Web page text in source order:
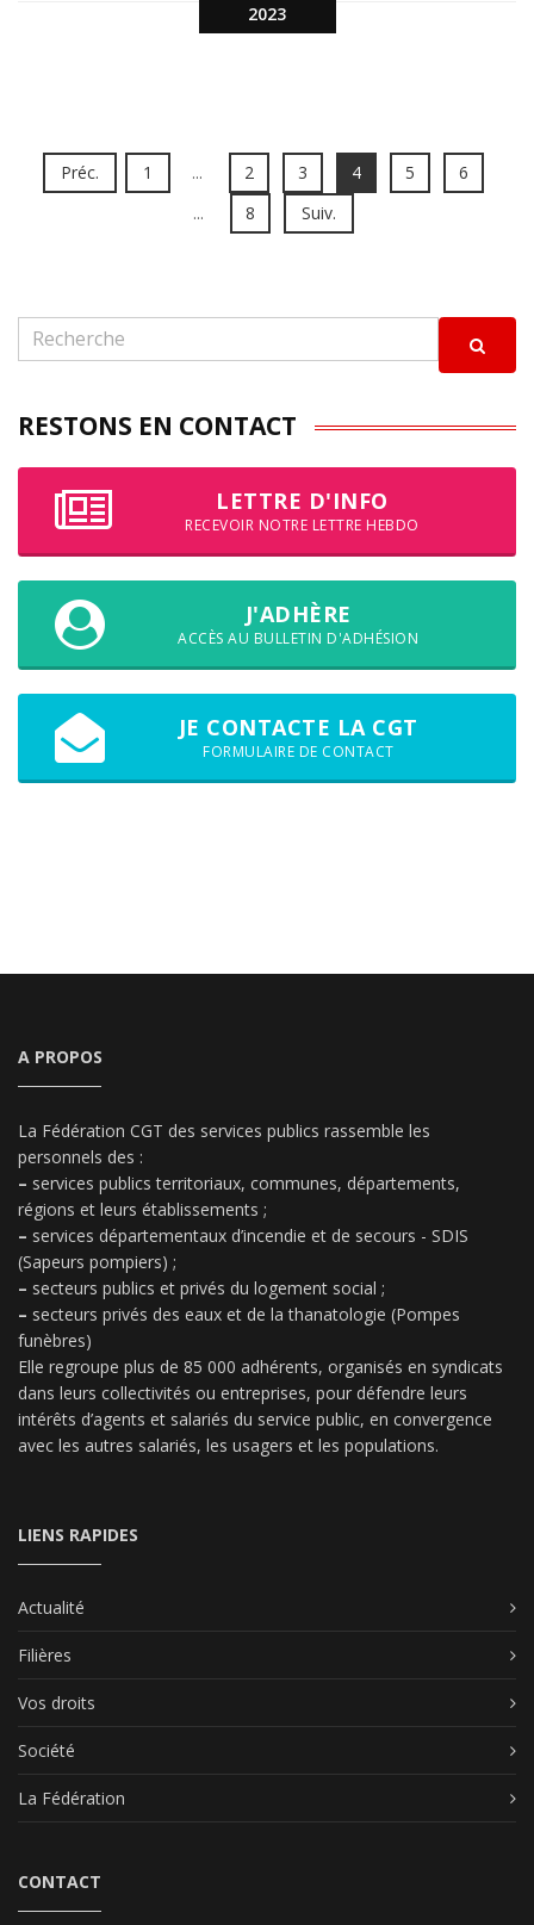
2023
Préc. 1 ... 2 3 4 5
6
...
8 Suiv.
RESTONS EN CONTACT
LETTRE D'INFO
RECEVOIR NOTRE LETTRE HEBDO
J'ADHÈRE
ACCÈS AU BULLETIN D'ADHÉSION
JE CONTACTE LA CGT
FORMULAIRE DE CONTACT
A PROPOS
La Fédération CGT des services publics rassemble les
personnels des :
– services publics territoriaux, communes, départements,
régions et leurs établissements ;
– services départementaux d’incendie et de secours - SDIS
(Sapeurs pompiers) ;
– secteurs publics et privés du logement social ;
– secteurs privés des eaux et de la thanatologie (Pompes
funèbres)
Elle regroupe plus de 85 000 adhérents, organisés en syndicats
dans leurs collectivités ou entreprises, pour défendre leurs
intérêts d’agents et salariés du service public, en convergence
avec les autres salariés, les usagers et les populations.
LIENS RAPIDES
Actualité
Filières
Vos droits
Société
La Fédération
CONTACT